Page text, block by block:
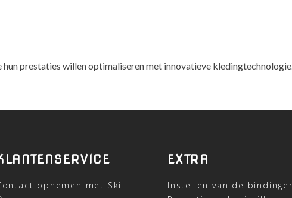
prestaties willen optimaliseren met innovatieve
opnemen met Ski
EXTRA
Instellen van de